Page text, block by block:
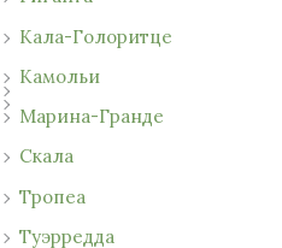
Кала-Голоритце
Камольи
Марина-Гранде
Скала
Тропеа
Туэрредда